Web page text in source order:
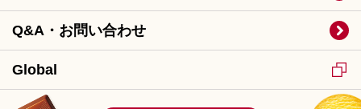
Q&A・お問い合わせ
Global